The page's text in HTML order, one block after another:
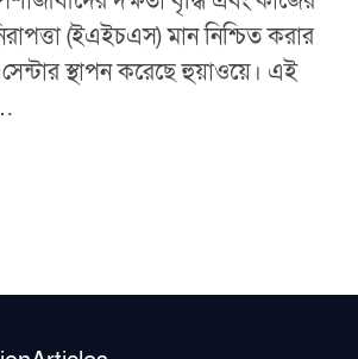
(ইএইচএস) মান নিশ্চিত করার
সেন্টার স্থাপন করেছে হুয়াওয়ে। এই